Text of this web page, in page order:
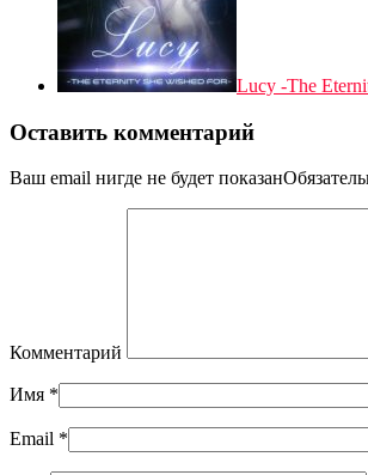
Lucy -The
Оставить комментарий
Ваш email нигде не будет
Комментарий
Имя *
Email *